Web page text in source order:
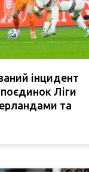
інцидент
Ліги
та